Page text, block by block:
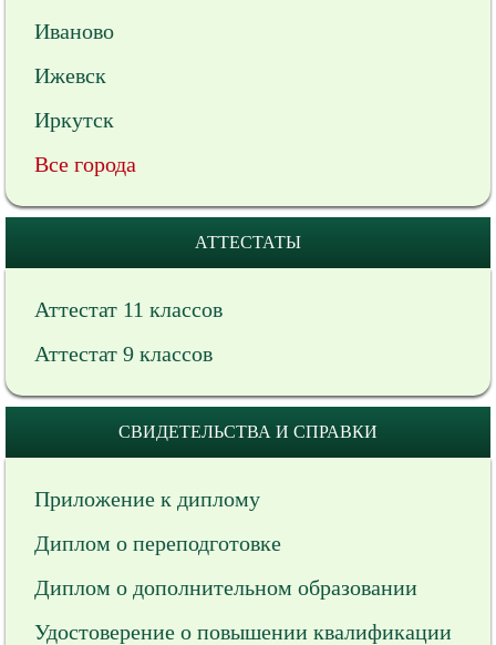
Иваново
Ижевск
Иркутск
Все города
АТТЕСТАТЫ
Аттестат 11 классов
Аттестат 9 классов
СВИДЕТЕЛЬСТВА И СПРАВКИ
Приложение к диплому
Диплом о переподготовке
Диплом о дополнительном образовании
Удостоверение о повышении квалификации